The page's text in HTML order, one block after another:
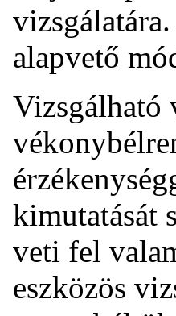
alapvető
Vizsgálható
kimutatását
veti fel
eszközös